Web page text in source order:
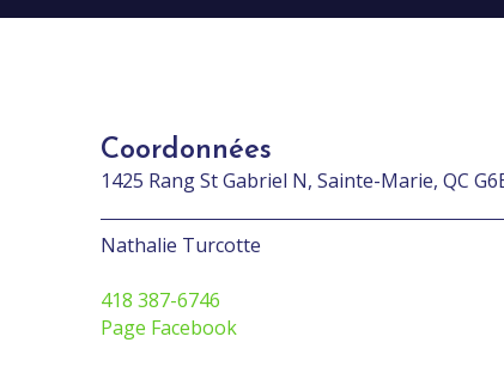
Coordonnées
1425 Rang St Gabriel N, Sainte-Marie, QC
Nathalie Turcotte
418 387-6746
Page Facebook